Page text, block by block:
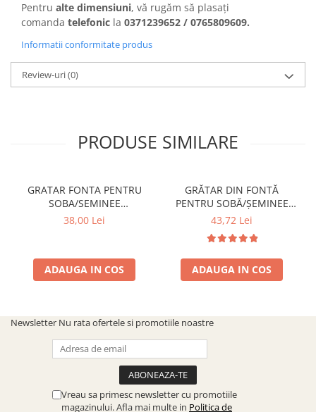
Pentru alte dimensiuni, vă rugăm să plasați
comanda telefonic la 0371239652 / 0765809609.
Informatii conformitate produs
Review-uri(0)
PRODUSE SIMILARE
GRATAR FONTA PENTRU
SOBA/SEMINEE
DIMENSIUNE 250x170 mm
38,00 Lei
ADAUGA IN COS
GRĂTAR DIN FONTĂ
PENTRU SOBĂ/ȘEMINEE
DIMENSIUNE 300 mm x 200
43,72 Lei
ADAUGA IN COS
Newsletter Nu rata ofertele si promotiile noastre
Vreau sa primesc newsletter cu promotiile
magazinului. Afla mai multe in Politica de